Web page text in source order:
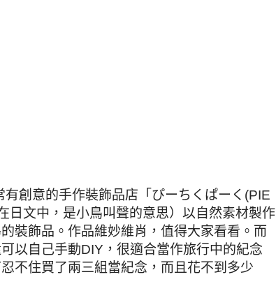
創意的手作裝飾品店「ぴーちくぱーく(PIE
日文中，是小鳥叫聲的意思）以自然素材製作
裝飾品。作品維妙維肖，值得大家看看。而
以自己手動DIY，很適合當作旅行中的紀念
不住買了兩三組當紀念，而且花不到多少